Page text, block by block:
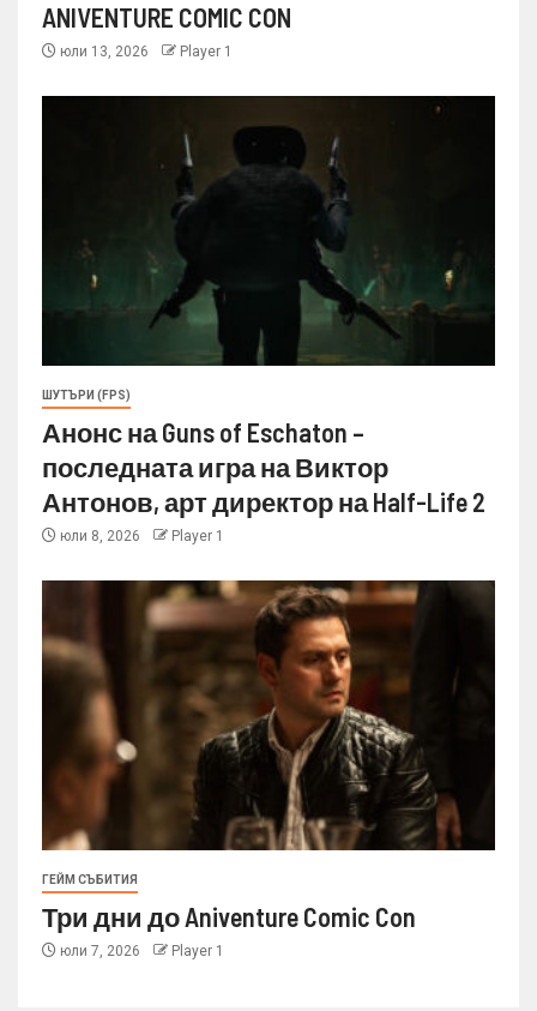
ANIVENTURE COMIC CON
юли 13, 2026 Player 1
ШУТЪРИ (FPS)
Анонс на Guns of Eschaton –
последната игра на Виктор
Антонов, арт директор на Half-Life 2
юли 8, 2026 Player 1
ГЕЙМ СЪБИТИЯ
Три дни до Aniventure Comic Con
юли 7, 2026 Player 1